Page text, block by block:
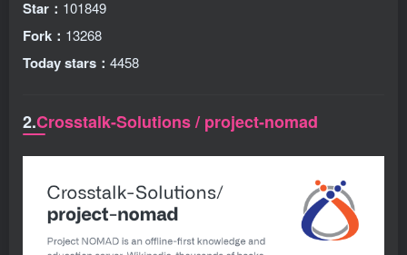
Star： 101849
Fork： 13268
Today stars： 4458
2.Crosstalk-Solutions / project-nomad